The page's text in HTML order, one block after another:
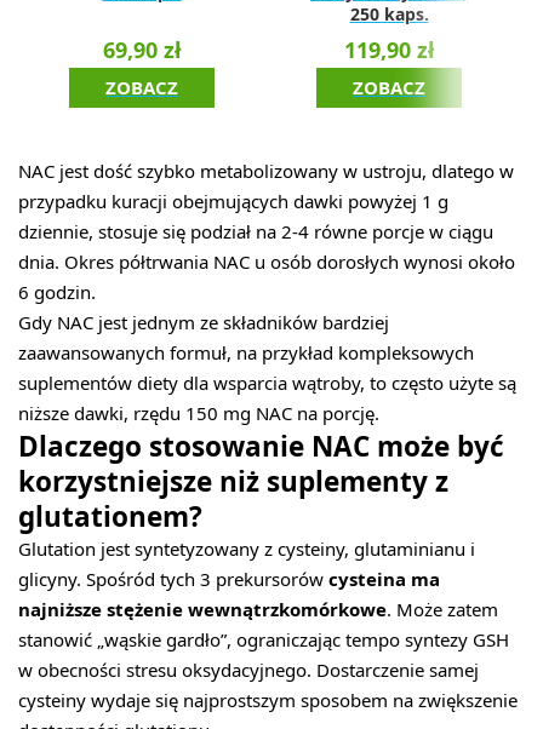
69,90 zł
ZOBACZ
250 kaps.
119,90 zł
ZOBACZ
NAC jest dość szybko metabolizowany w ustroju, dlatego w
przypadku kuracji obejmujących dawki powyżej 1 g
dziennie, stosuje się podział na 2-4 równe porcje w ciągu
dnia. Okres półtrwania NAC u osób dorosłych wynosi około
6 godzin.
Gdy NAC jest jednym ze składników bardziej
zaawansowanych formuł, na przykład kompleksowych
suplementów diety dla wsparcia wątroby, to często użyte są
niższe dawki, rzędu 150 mg NAC na porcję.
Dlaczego stosowanie NAC może być
korzystniejsze niż suplementy z
glutationem?
Glutation jest syntetyzowany z cysteiny, glutaminianu i
glicyny. Spośród tych 3 prekursorów cysteina ma
najniższe stężenie wewnątrzkomórkowe . Może zatem
stanowić „wąskie gardło”, ograniczając tempo syntezy GSH
w obecności stresu oksydacyjnego. Dostarczenie samej
cysteiny wydaje się najprostszym sposobem na zwiększenie